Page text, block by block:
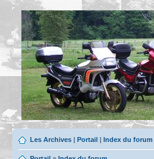
Les Archives | Portail | Index du forum